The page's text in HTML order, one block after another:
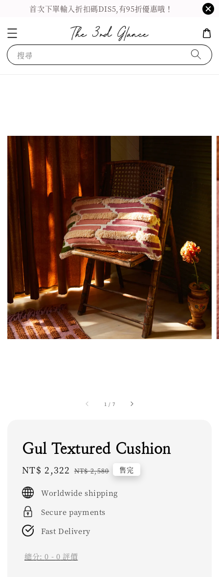
首次下單輸入折扣碼DIS5,有95折優惠哦！
搜尋
1 / 7
Gul Textured Cushion
Sale
NT$ 2,322 Regular
NT$ 2,580 售完
Worldwide shipping
Secure payments
Fast Delivery
總分:0 - 0 評價